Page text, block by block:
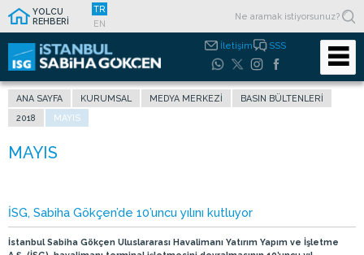
YOLCU
REHBERİ
TR
EN
İletişim SSS
ANA SAYFA KURUMSAL MEDYA MERKEZI
BASIN BÜLTENLERI
2018
MAYIS
İSG, Sabiha Gökçen’de 10’uncu yılını kutluyor
İstanbul Sabiha Gökçen Uluslararası Havalimanı Yatırım Yapım ve İşletme